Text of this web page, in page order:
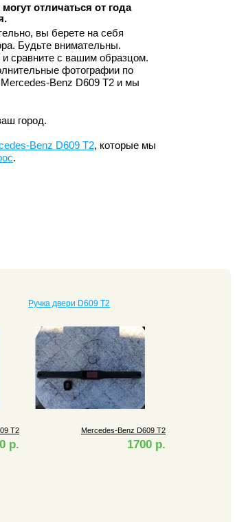
отличаться от года
вы берете на себя
Будьте внимательны.
сравните с вашим образцом.
фотографии по
Benz D609 T2 и мы
город.
Benz D609 T2, которые мы
.
T2
р.
Ручка двери D609 T2
Mercedes-Benz D609 T2
1700 р.